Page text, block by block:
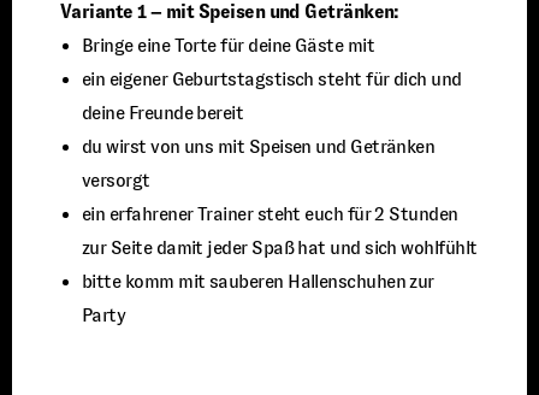
Variante 1 – mit Speisen und Getränken:
Bringe eine Torte für deine Gäste mit
ein eigener Geburtstagstisch steht für dich und
deine Freunde bereit
du wirst von uns mit Speisen und Getränken
versorgt
ein erfahrener Trainer steht euch für 2 Stunden
zur Seite damit jeder Spaß hat und sich wohlfühlt
bitte komm mit sauberen Hallenschuhen zur
Party